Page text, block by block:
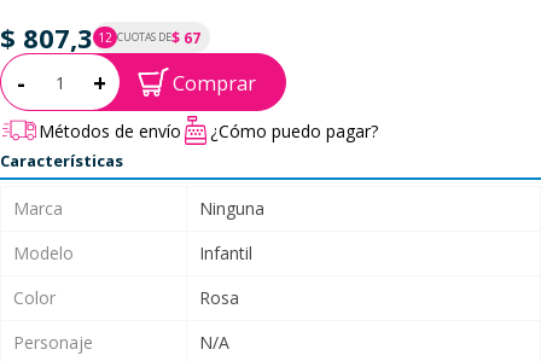
$ 807,3 12 CUOTAS DE$ 67
P.T.F. $ 807
Cantidad:
- + Comprar
Métodos de envío ¿Cómo puedo pagar?
Características
Marca
Ninguna
Modelo
Infantil
Color
Rosa
Personaje
N/A